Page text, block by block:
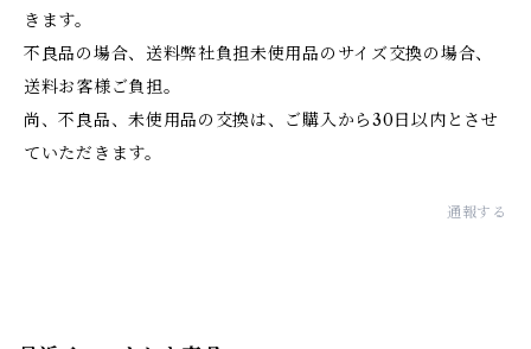
きます。
不良品の場合、送料弊社負担未使用品のサイズ交換の場合、
送料お客様ご負担。
尚、不良品、未使用品の交換は、ご購入から30日以内とさせ
ていただきます。
通報する